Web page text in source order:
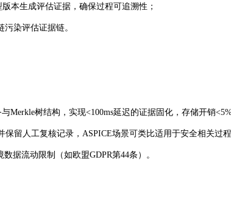
本生成评估证据，确保过程可追溯性；
染评估证据链。
树结构，实现<100ms延迟的证据固化，存储开销<5%
留人工复核记录，ASPICE场景可类比适用于安全相关过程
据流动限制（如欧盟GDPR第44条）。